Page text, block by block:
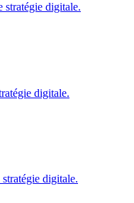
stratégie digitale.
digitale.
digitale.